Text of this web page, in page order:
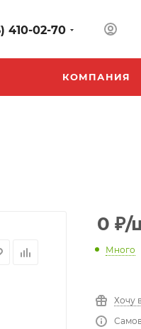
410-02-70
КОМПАНИЯ
0 ₽/
Много
Хочу